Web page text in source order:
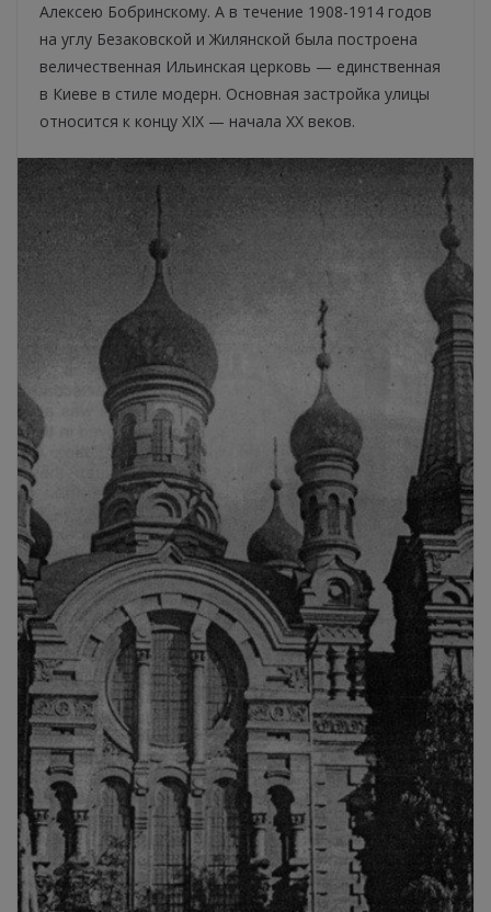
Алексею Бобринскому. А в течение 1908-1914 годов
на углу Безаковской и Жилянской была построена
величественная Ильинская церковь — единственная
в Киеве в стиле модерн. Основная застройка улицы
относится к концу XIX — начала XX веков.